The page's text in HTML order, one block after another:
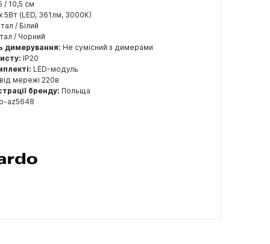
/ 10,5 см
5Вт (LED, 361лм, 3000К)
/ Білий
/ Чорний
димерування: Не сумісний з димерами
IP20
LED-модуль
від мережі 220в
бренду: Польща
az5648